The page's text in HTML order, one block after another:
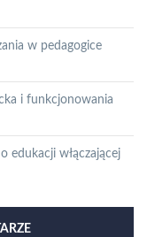
w pedagogice
i funkcjonowania
edukacji włączającej